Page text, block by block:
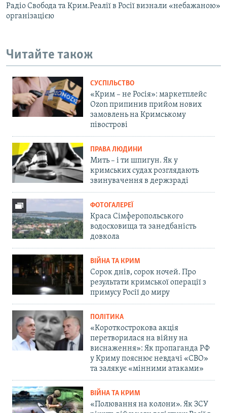
Радіо Свобода та Крим.Реалії в Росії визнали «небажаною»
організацією
Читайте також
СУСПІЛЬСТВО
«Крим – не Росія»: маркетплейс
Ozon припинив прийом нових
замовлень на Кримському
півострові
ПРАВА ЛЮДИНИ
Мить – і ти шпигун. Як у
кримських судах розглядають
звинувачення в держзраді
ФОТОГАЛЕРЕЇ
Краса Сімферопольського
водосховища та занедбаність
довкола
ВІЙНА ТА КРИМ
Сорок днів, сорок ночей. Про
результати кримської операції з
примусу Росії до миру
ПОЛІТИКА
«Короткострокова акція
перетворилася на війну на
виснаження»: Як пропаганда РФ
у Криму пояснює невдачі «СВО»
та залякує «мінними атаками»
ВІЙНА ТА КРИМ
«Полювання на колони». Як ЗСУ